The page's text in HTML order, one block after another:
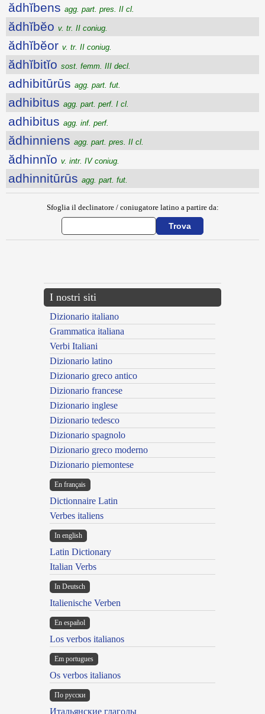
ădhĭbens agg. part. pres. II cl.
ădhĭbĕo v. tr. II coniug.
ădhĭbĕor v. tr. II coniug.
ădhĭbitĭo sost. femm. III decl.
adhibitūrūs agg. part. fut.
adhibitus agg. part. perf. I cl.
adhibitus agg. inf. perf.
ădhinniens agg. part. pres. II cl.
ădhinnĭo v. intr. IV coniug.
adhinnitūrūs agg. part. fut.
Sfoglia il declinatore / coniugatore latino a partire da:
I nostri siti
Dizionario italiano
Grammatica italiana
Verbi Italiani
Dizionario latino
Dizionario greco antico
Dizionario francese
Dizionario inglese
Dizionario tedesco
Dizionario spagnolo
Dizionario greco moderno
Dizionario piemontese
En français
Dictionnaire Latin
Verbes italiens
In english
Latin Dictionary
Italian Verbs
In Deutsch
Italienische Verben
En español
Los verbos italianos
Em portugues
Os verbos italianos
По русски
Итальянские глаголы